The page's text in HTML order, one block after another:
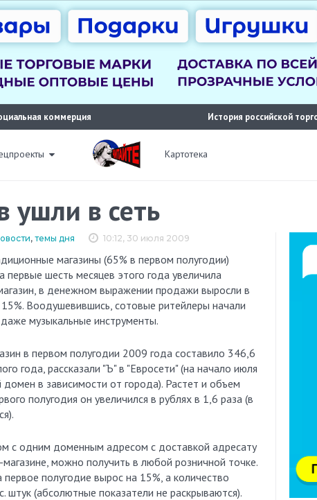
коммерция История российской
Картотека
ушли в сеть
10:12, 30 июля 2009
, темы дня
первые шесть месяцев этого года увеличила
в денежном выражении продажи выросли в
Воодушевившись, сотовые ритейлеры начали
музыкальные инструменты.
в первом полугодии 2009 года составило 346,6
года, рассказали "Ъ" в "Евросети" (на начало июля
в зависимости от города). Растет и объем
полугодия он увеличился в рублях в 1,6 раза (в
с одним доменным адресом с доставкой адресату
можно получить в любой розничной точке.
полугодие вырос на 15%, а количество
(абсолютные показатели не раскрываются).